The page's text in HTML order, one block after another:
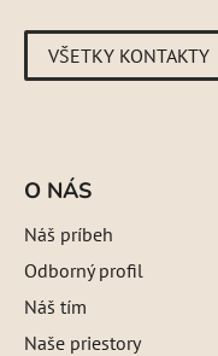
VŠETKY KONTAKTY
O NÁS
Náš príbeh
Odborný profil
Náš tím
Naše priestory